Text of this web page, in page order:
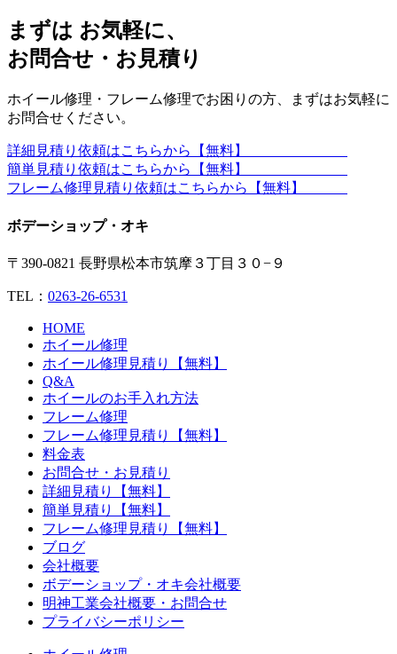
まずは お気軽に、
お問合せ・お見積り
ホイール修理・フレーム修理でお困りの方、まずはお気軽に
お問合せください。
詳細見積り依頼はこちらから【無料】
簡単見積り依頼はこちらから【無料】
フレーム修理見積り依頼はこちらから【無料】
ボデーショップ・オキ
〒390-0821 長野県松本市筑摩３丁目３０−９
TEL： 0263-26-6531
HOME
ホイール修理
ホイール修理見積り【無料】
Q&A
ホイールのお手入れ方法
フレーム修理
フレーム修理見積り【無料】
料金表
お問合せ・お見積り
詳細見積り【無料】
簡単見積り【無料】
フレーム修理見積り【無料】
ブログ
会社概要
ボデーショップ・オキ会社概要
明神工業会社概要・お問合せ
プライバシーポリシー